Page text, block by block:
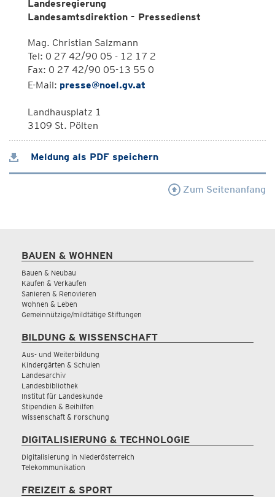
Landesregierung
Landesamtsdirektion - Pressedienst
Mag. Christian Salzmann
Tel: 0 27 42/90 05 - 12 17 2
Fax: 0 27 42/90 05-13 55 0
E-Mail: presse@noel.gv.at
Landhausplatz 1
3109 St. Pölten
Meldung als PDF speichern
Zum Seitenanfang
BAUEN & WOHNEN
Bauen & Neubau
Kaufen & Verkaufen
Sanieren & Renovieren
Wohnen & Leben
Gemeinnützige/mildtätige Stiftungen
BILDUNG & WISSENSCHAFT
Aus- und Weiterbildung
Kindergärten & Schulen
Landesarchiv
Landesbibliothek
Institut für Landeskunde
Stipendien & Beihilfen
Wissenschaft & Forschung
DIGITALISIERUNG & TECHNOLOGIE
Digitalisierung in Niederösterreich
Telekommunikation
FREIZEIT & SPORT